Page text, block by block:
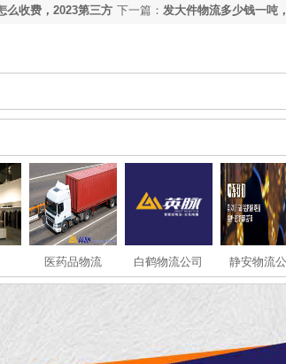
下一篇： 发大件物流多少钱一吨
么收费，2023第三方
医药品物流 白鹤物流公司 静安物流